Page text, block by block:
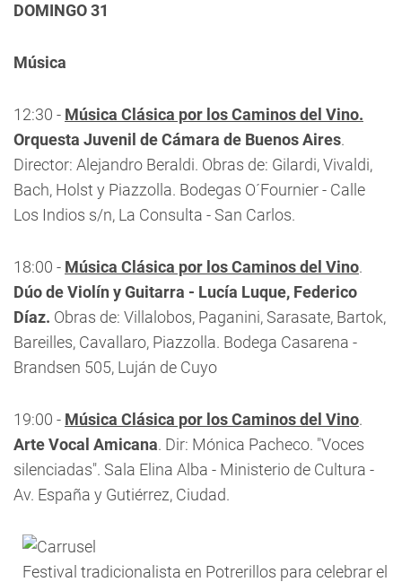
DOMINGO 31
Música
12:30 - Música Clásica por los Caminos del Vino.
Orquesta Juvenil de Cámara de Buenos Aires.
Director: Alejandro Beraldi. Obras de: Gilardi, Vivaldi,
Bach, Holst y Piazzolla. Bodegas O´Fournier - Calle
Los Indios s/n, La Consulta - San Carlos.
18:00 - Música Clásica por los Caminos del Vino.
Dúo de Violín y Guitarra - Lucía Luque, Federico
Díaz. Obras de: Villalobos, Paganini, Sarasate, Bartok,
Bareilles, Cavallaro, Piazzolla. Bodega Casarena -
Brandsen 505, Luján de Cuyo
19:00 - Música Clásica por los Caminos del Vino.
Arte Vocal Amicana. Dir: Mónica Pacheco. "Voces
silenciadas". Sala Elina Alba - Ministerio de Cultura -
Av. España y Gutiérrez, Ciudad.
Festival tradicionalista en Potrerillos para celebrar el